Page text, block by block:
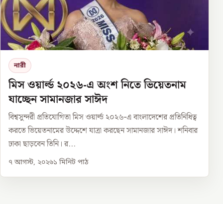
নারী
মিস ওয়ার্ল্ড ২০২৬-এ অংশ নিতে ভিয়েতনাম
যাচ্ছেন সামানজার সাঈদ
বিশ্বসুন্দরী প্রতিযোগিতা মিস ওয়ার্ল্ড ২০২৬-এ বাংলাদেশের প্রতিনিধিত্ব
করতে ভিয়েতনামের উদ্দেশে যাত্রা করছেন সামানজার সাঈদ। শনিবার
ঢাকা ছাড়বেন তিনি। র...
৭ আগস্ট, ২০২৬১ মিনিট পাঠ